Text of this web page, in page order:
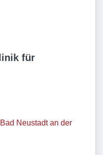
für
Neustadt an der